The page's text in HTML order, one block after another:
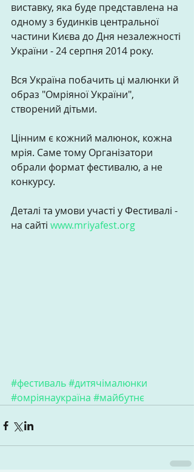
виставку, яка буде представлена на
одному з будинків центральної
частини Києва до Дня незалежності
України - 24 серпня 2014 року.
Вся Україна побачить ці малюнки й
образ "Омріяної України",
створений дітьми.
Цінним є кожний малюнок, кожна
мрія. Саме тому Організатори
обрали формат фестивалю, а не
конкурсу.
Деталі та умови участі у Фестивалі -
на сайті www.mriyafest.org
#фестиваль#дитячімалюнки
#омріянаукраїна #майбутнє